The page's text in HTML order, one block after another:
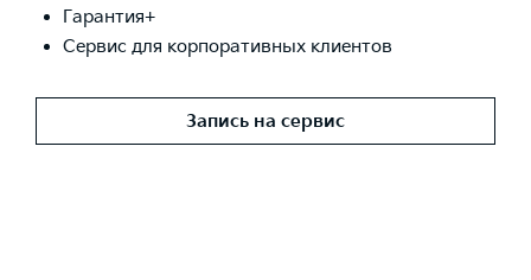
Гарантия+
Сервис для корпоративных клиентов
Запись на сервис